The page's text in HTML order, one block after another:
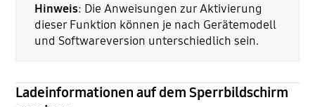
Hinweis: Die Anweisungen zur Aktivierung
dieser Funktion können je nach Gerätemodell
und Softwareversion unterschiedlich sein.
Ladeinformationen auf dem Sperrbildschirm